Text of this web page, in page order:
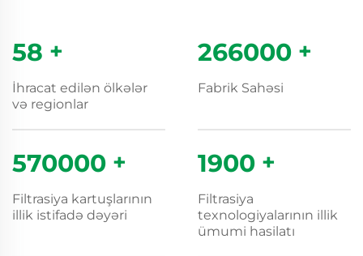
60 +
İhracat edilən ölkələr
və regionlar
280000 +
Fabrik Sahəsi
600000 +
Filtrasiya kartuşlarının
illik istifadə dəyəri
2000 +
Filtrasiya
texnologiyalarının illik
ümumi hasilatı